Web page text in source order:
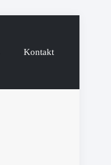
Kontakt